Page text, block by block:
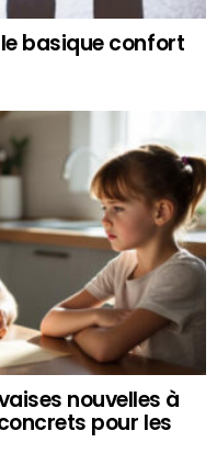
basique confort
nouvelles à
pour les